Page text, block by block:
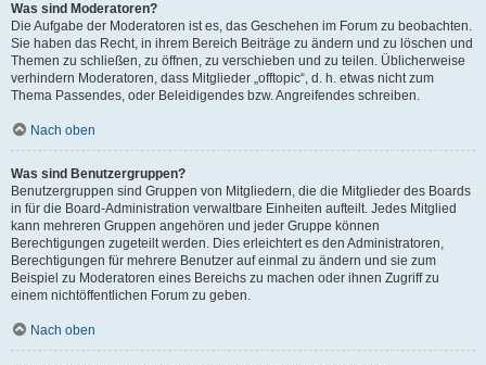
Was sind Moderatoren?
Die Aufgabe der Moderatoren ist es, das Geschehen im Forum zu beobachten.
Sie haben das Recht, in ihrem Bereich Beiträge zu ändern und zu löschen und
Themen zu schließen, zu öffnen, zu verschieben und zu teilen. Üblicherweise
verhindern Moderatoren, dass Mitglieder „offtopic“, d. h. etwas nicht zum
Thema Passendes, oder Beleidigendes bzw. Angreifendes schreiben.
Nach oben
Was sind Benutzergruppen?
Benutzergruppen sind Gruppen von Mitgliedern, die die Mitglieder des Boards
in für die Board-Administration verwaltbare Einheiten aufteilt. Jedes Mitglied
kann mehreren Gruppen angehören und jeder Gruppe können
Berechtigungen zugeteilt werden. Dies erleichtert es den Administratoren,
Berechtigungen für mehrere Benutzer auf einmal zu ändern und sie zum
Beispiel zu Moderatoren eines Bereichs zu machen oder ihnen Zugriff zu
einem nichtöffentlichen Forum zu geben.
Nach oben